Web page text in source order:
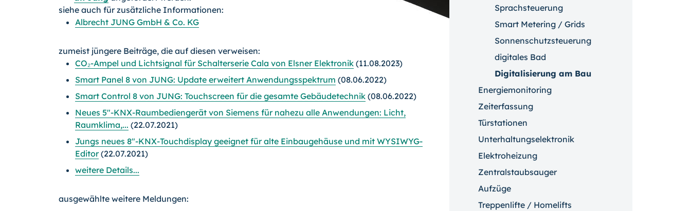
siehe auch für zusätzliche Informationen:
Albrecht JUNG GmbH & Co. KG
zumeist jüngere Beiträge, die auf diesen verweisen:
CO₂-Ampel und Lichtsignal für Schalterserie Cala von Elsner Elektronik (11.08.2023)
Smart Panel 8 von JUNG: Update erweitert Anwendungsspektrum (08.06.2022)
Smart Control 8 von JUNG: Touchscreen für die gesamte Gebäudetechnik (08.06.2022)
Neues 5"-KNX-Raumbediengerät von Siemens für nahezu alle Anwendungen: Licht,
Raumklima,... (22.07.2021)
Jungs neues 8"-KNX-Touchdisplay geeignet für alte Einbaugehäuse und mit WYSIWYG-
Editor(22.07.2021)
weitere Details...
ausgewählte weitere Meldungen:
Sprachsteuerung
Smart Metering / Grids
Sonnenschutzsteuerung
digitales Bad
Digitalisierung am Bau
Energiemonitoring
Zeiterfassung
Türstationen
Unterhaltungselektronik
Elektroheizung
Zentralstaubsauger
Aufzüge
Treppenlifte / Homelifts